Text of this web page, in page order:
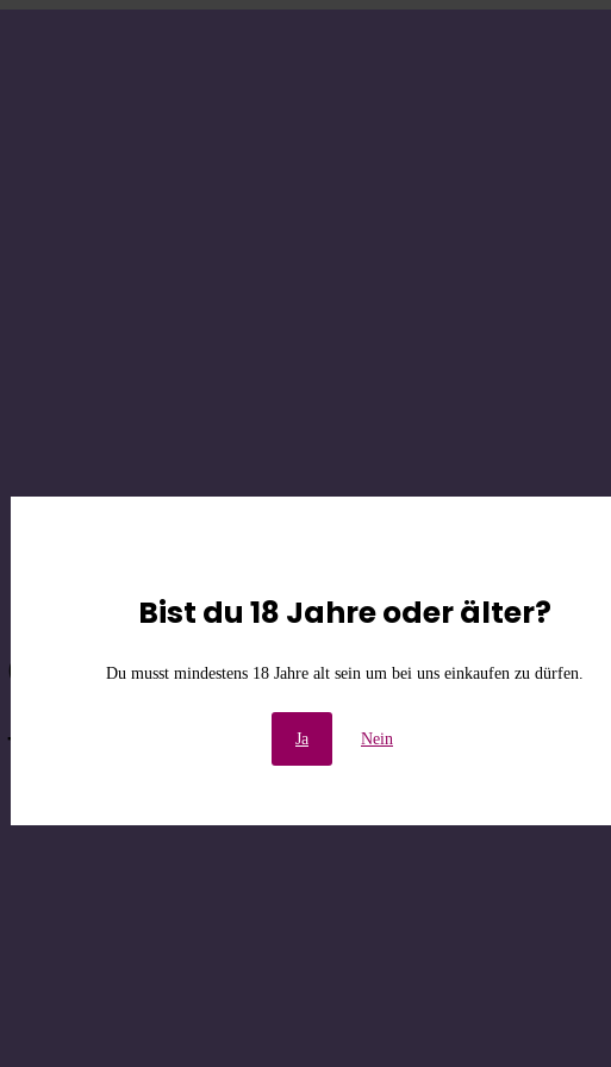
Bist du 18 Jahre oder älter?
Du musst mindestens 18 Jahre alt sein um bei uns einkaufen zu dürfen.
Ja Nein
Unannehmlichkeiten!
schau bald wieder vorbei!